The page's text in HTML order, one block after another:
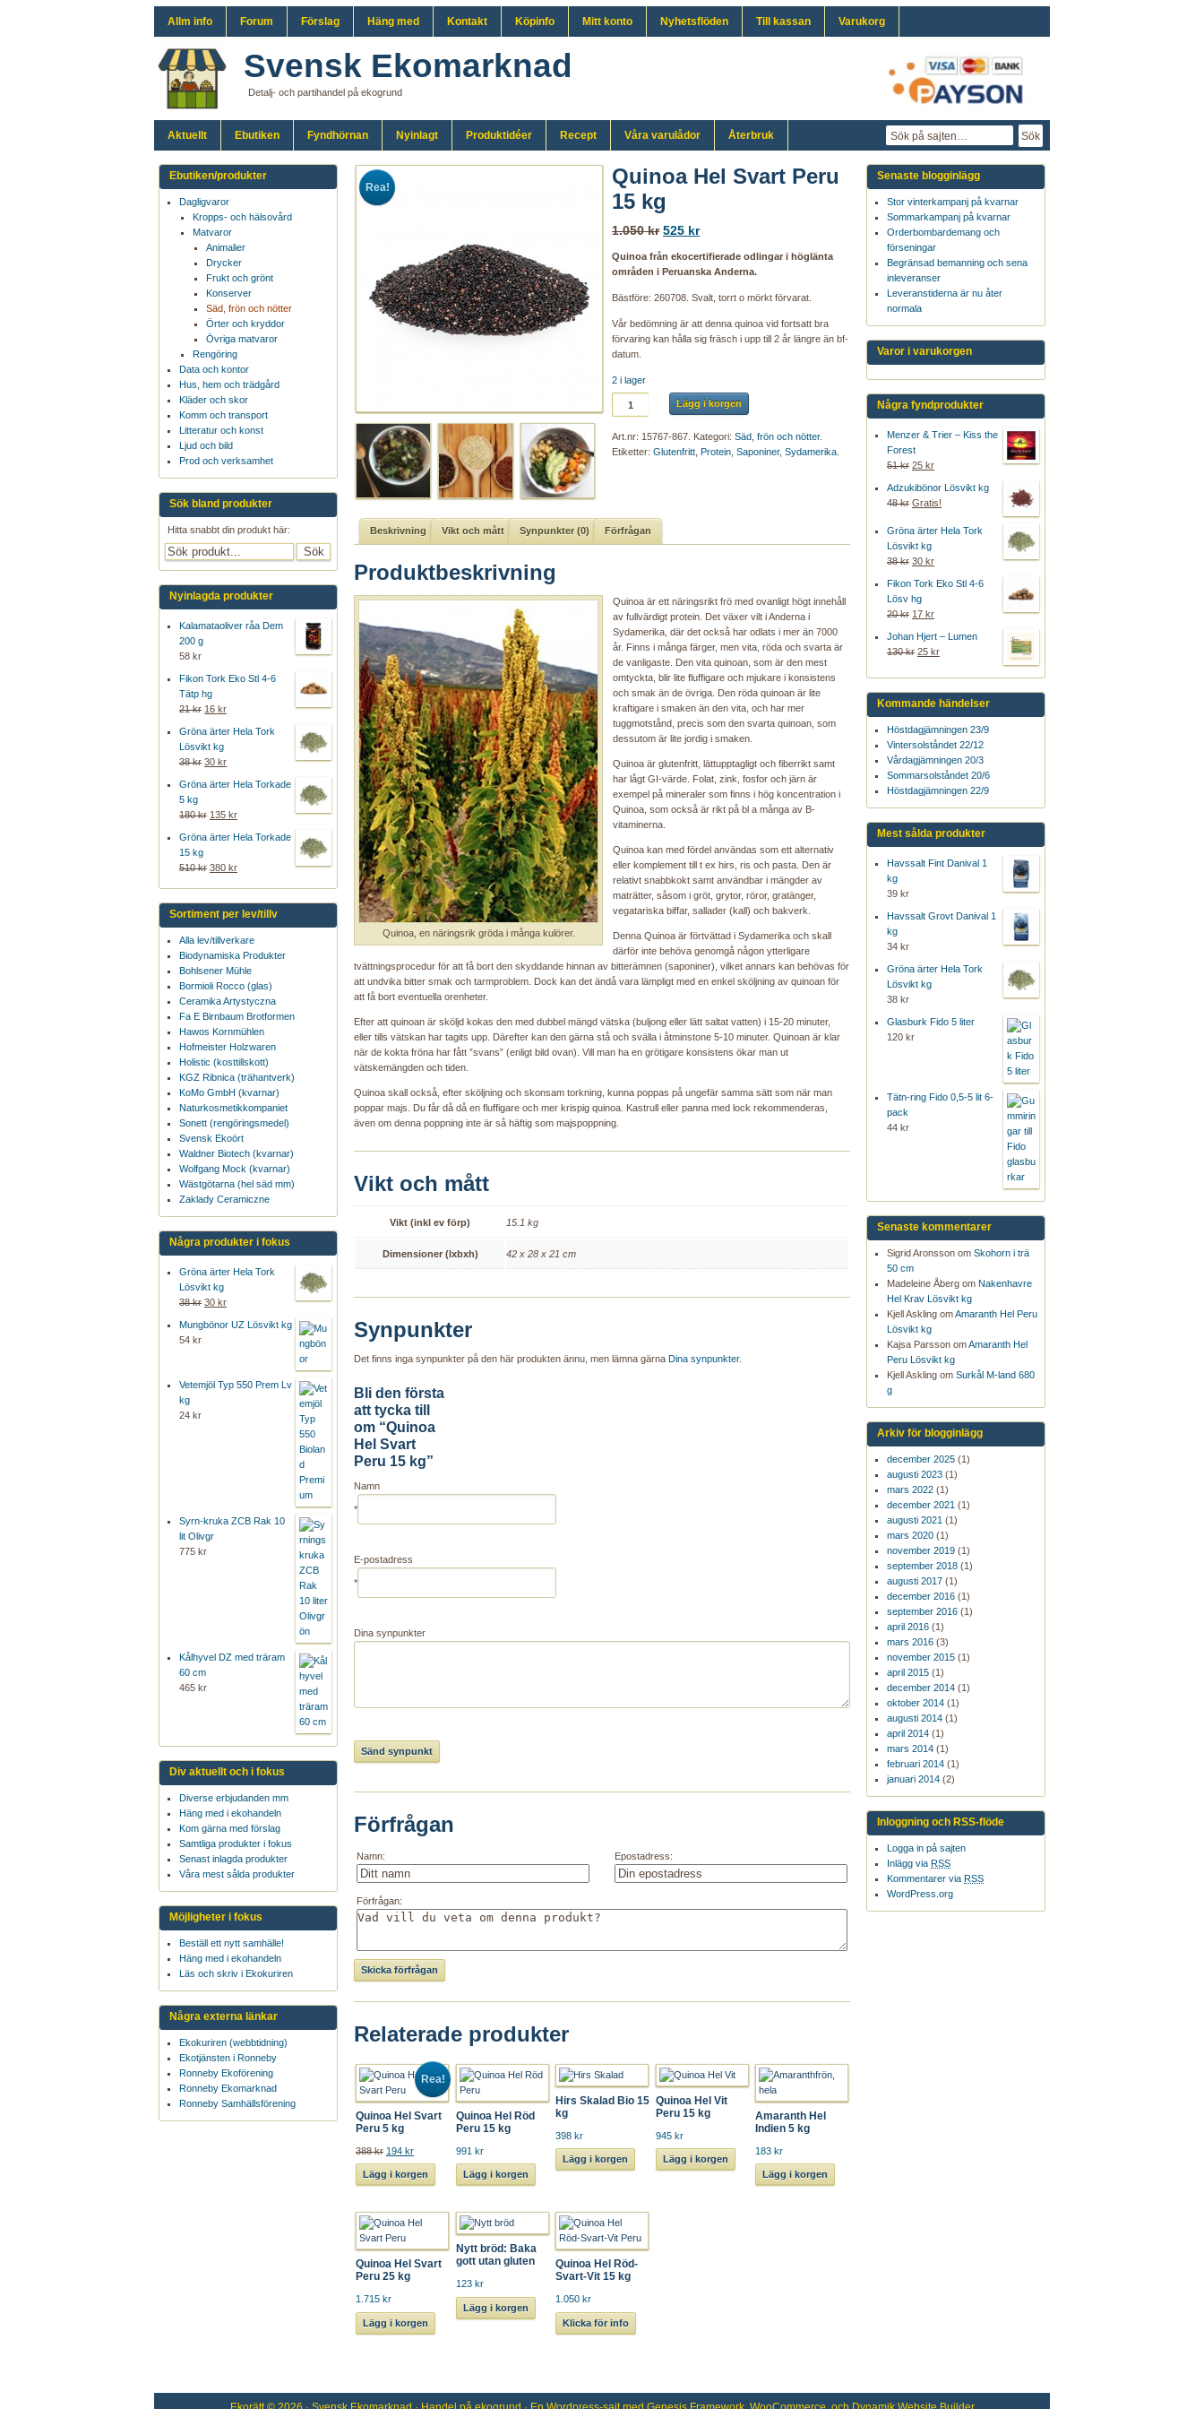
Allm info Forum Förslag Häng med Kontakt Köpinfo Mitt konto Nyhetsflöden Till kassan Varukorg
Svensk Ekomarknad
Detalj- och partihandel på ekogrund
Aktuellt Ebutiken Fyndhörnan Nyinlagt Produktidéer Recept Våra varulådor Återbruk
Rea!
Quinoa Hel Svart Peru
15 kg
1.050 kr 525 kr
Quinoa från ekocertifierade odlingar i höglänta
områden i Peruanska Anderna.
Bästföre: 260708. Svalt, torrt o mörkt förvarat.
Vår bedömning är att denna quinoa vid fortsatt bra
förvaring kan hålla sig fräsch i upp till 2 år längre än bf-
datum.
2 i lager
Lägg i korgen
Art.nr: 15767-867 Kategori:Säd, frön och nötter.
Etiketter:Glutenfritt Protein ,Saponiner,Sydamerika
Beskrivning Vikt och mått Synpunkter (0) Förfrågan
Produktbeskrivning
Quinoa, en näringsrik gröda i många kulörer.
Quinoa är ett näringsrikt frö med ovanligt högt innehåll
av fullvärdigt protein. Det växer vilt i Anderna i
Sydamerika, där det också har odlats i mer än 7000
år. Finns i många färger, men vita, röda och svarta är
de vanligaste. Den vita quinoan, som är den mest
omtyckta, blir lite fluffigare och mjukare i konsistens
och smak än de övriga. Den röda quinoan är lite
kraftigare i smaken än den vita, och har mer
tuggmotstånd, precis som den svarta quinoan, som
dessutom är lite jordig i smaken.
Quinoa är glutenfritt, lättupptagligt och fiberrikt samt
har lågt GI-värde. Folat, zink, fosfor och järn är
exempel på mineraler som finns i hög koncentration i
Quinoa, som också är rikt på bl a många av B-
vitaminerna.
Quinoa kan med fördel användas som ett alternativ
eller komplement till t ex hirs, ris och pasta. Den är
relativt snabbkokt samt användbar i mängder av
maträtter, såsom i gröt, grytor, röror, gratänger,
vegatariska biffar, sallader (kall) och bakverk.
Denna Quinoa är förtvättad i Sydamerika och skall
därför inte behöva genomgå någon ytterligare
tvättningsprocedur för att få bort den skyddande hinnan av bitterämnen (saponiner), vilket annars kan behövas för
att undvika bitter smak och tarmproblem. Dock kan det ändå vara lämpligt med en enkel sköljning av quinoan för
att få bort eventuella orenheter.
Efter att quinoan är sköljd kokas den med dubbel mängd vätska (buljong eller lätt saltat vatten) i 15-20 minuter,
eller tills vätskan har tagits upp. Därefter kan den gärna stå och svälla i åtminstone 5-10 minuter. Quinoan är klar
när de kokta fröna har fått ”svans” (enligt bild ovan). Vill man ha en grötigare konsistens ökar man ut
vätskemängden och tiden.
Quinoa skall också, efter sköljning och skonsam torkning, kunna poppas på ungefär samma sätt som när man
poppar majs. Du får då då en fluffigare och mer krispig quinoa. Kastrull eller panna med lock rekommenderas,
även om denna poppning inte är så häftig som majspoppning.
Vikt och mått
Vikt (inkl ev förp) 15.1 kg
Dimensioner (lxbxh) 42 x 28 x 21 cm
Synpunkter
Det finns inga synpunkter på den här produkten ännu, men lämna gärna Dina synpunkter.
Bli den första
att tycka till
om “Quinoa
Hel Svart
Peru 15 kg”
Namn
*
E-postadress
*
Dina synpunkter
Förfrågan
Namn: Epostadress:
Förfrågan:
Relaterade produkter
Rea!
Quinoa Hel Svart
Peru 5 kg
388 kr 194 kr
Lägg i korgen
Quinoa Hel Röd
Peru 15 kg
991 kr
Lägg i korgen
Hirs Skalad Bio 15
kg
398 kr
Lägg i korgen
Quinoa Hel Vit
Peru 15 kg
945 kr
Lägg i korgen
Amaranth Hel
Indien 5 kg
183 kr
Lägg i korgen
Quinoa Hel Svart
Peru 25 kg
1.715 kr
Lägg i korgen
Nytt bröd: Baka
gott utan gluten
123 kr
Lägg i korgen
Quinoa Hel Röd-
Svart-Vit 15 kg
1.050 kr
Klicka för info
Senaste blogginlägg
Stor vinterkampanj på kvarnar
Sommarkampanj på kvarnar
Orderbombardemang och
förseningar
Begränsad bemanning och sena
inleveranser
Leveranstiderna är nu åter
normala
Varor i varukorgen
Några fyndprodukter
Menzer & Trier – Kiss the
Forest
51 kr 25 kr
Adzukibönor Lösvikt kg
48 kr Gratis!
Gröna ärter Hela Tork
Lösvikt kg
38 kr 30 kr
Fikon Tork Eko Stl 4-6
Lösv hg
20 kr 17 kr
Johan Hjert – Lumen
130 kr 25 kr
Kommande händelser
Höstdagjämningen 23/9
Vintersolståndet 22/12
Vårdagjämningen 20/3
Sommarsolståndet 20/6
Höstdagjämningen 22/9
Mest sålda produkter
Havssalt Fint Danival 1
kg
39 kr
Havssalt Grovt Danival 1
kg
34 kr
Gröna ärter Hela Tork
Lösvikt kg
38 kr
Glasburk Fido 5 liter
120 kr
Tätn-ring Fido 0,5-5 lit 6-
pack
44 kr
Senaste kommentarer
Sigrid Aronsson om Skohorn i trä
50 cm
Madeleine Åberg om Nakenhavre
Hel Krav Lösvikt kg
Kjell Askling omAmaranth Hel Peru
Lösvikt kg
Kajsa Parsson omAmaranth Hel
Peru Lösvikt kg
Kjell Askling om Surkål M-land 680
g
Arkiv för blogginlägg
december 2025 (1)
augusti 2023 (1)
mars 2022 (1)
december 2021 (1)
augusti 2021 (1)
mars 2020 (1)
november 2019 (1)
september 2018 (1)
augusti 2017 (1)
december 2016 (1)
september 2016 (1)
april 2016 (1)
mars 2016 (3)
november 2015 (1)
april 2015 (1)
december 2014 (1)
oktober 2014 (1)
augusti 2014 (1)
april 2014 (1)
mars 2014 (1)
februari 2014 (1)
januari 2014 (2)
Inloggning och RSS-flöde
Logga in på sajten
Inlägg via RSS
Kommentarer via RSS
WordPress.org
Ebutiken/produkter
Dagligvaror
Kropps- och hälsovård
Matvaror
Animalier
Drycker
Frukt och grönt
Konserver
Säd, frön och nötter
Örter och kryddor
Övriga matvaror
Rengöring
Data och kontor
Hus, hem och trädgård
Kläder och skor
Komm och transport
Litteratur och konst
Ljud och bild
Prod och verksamhet
Sök bland produkter
Hitta snabbt din produkt här:
Nyinlagda produkter
Kalamataoliver råa Dem
200 g
58 kr
Fikon Tork Eko Stl 4-6
Tätp hg
21 kr 16 kr
Gröna ärter Hela Tork
Lösvikt kg
38 kr 30 kr
Gröna ärter Hela Torkade
5 kg
180 kr 135 kr
Gröna ärter Hela Torkade
15 kg
510 kr 380 kr
Sortiment per lev/tillv
Alla lev/tillverkare
Biodynamiska Produkter
Bohlsener Mühle
Bormioli Rocco (glas)
Ceramika Artystyczna
Fa E Birnbaum Brotformen
Hawos Kornmühlen
Hofmeister Holzwaren
Holistic (kosttillskott)
KGZ Ribnica (trähantverk)
KoMo GmbH (kvarnar)
Naturkosmetikkompaniet
Sonett (rengöringsmedel)
Svensk Ekoört
Waldner Biotech (kvarnar)
Wolfgang Mock (kvarnar)
Wästgötarna (hel säd mm)
Zaklady Ceramiczne
Några produkter i fokus
Gröna ärter Hela Tork
Lösvikt kg
38 kr 30 kr
Mungbönor UZ Lösvikt kg
54 kr
Vetemjöl Typ 550 Prem Lv
kg
24 kr
Syrn-kruka ZCB Rak 10
lit Olivgr
775 kr
Kålhyvel DZ med träram
60 cm
465 kr
Div aktuellt och i fokus
Diverse erbjudanden mm
Häng med i ekohandeln
Kom gärna med förslag
Samtliga produkter i fokus
Senast inlagda produkter
Våra mest sålda produkter
Möjligheter i fokus
Beställ ett nytt samhälle!
Häng med i ekohandeln
Läs och skriv i Ekokuriren
Några externa länkar
Ekokuriren (webbtidning)
Ekotjänsten i Ronneby
Ronneby Ekoförening
Ronneby Ekomarknad
Ronneby Samhällsförening